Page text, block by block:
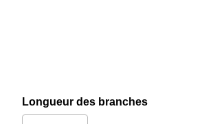
Longueur des branches